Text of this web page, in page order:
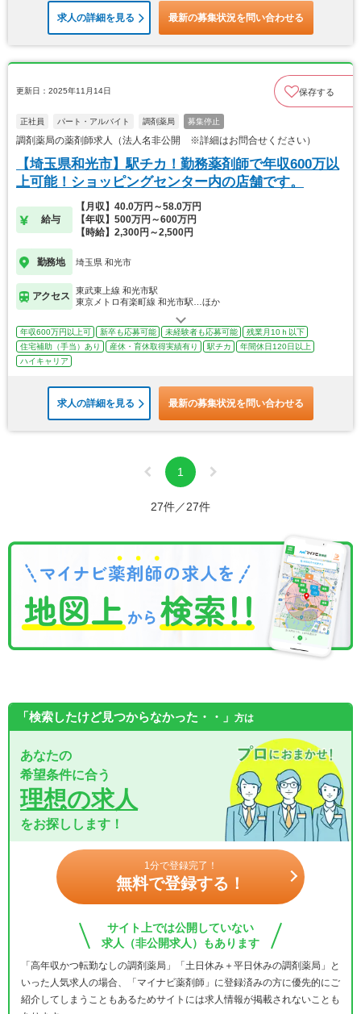
求人の詳細を見る 最新の募集状況を問い合わせる
更新日：2025年11月14日 保存する
正社員 パート・アルバイト 調剤薬局 募集停止
調剤薬局の薬剤師求人（法人名非公開 ※詳細はお問合せください）
【埼玉県和光市】駅チカ！勤務薬剤師で年収600万以
上可能！ショッピングセンター内の店舗です。
給与
【月収】40.0万円～58.0万円
【年収】500万円～600万円
【時給】2,300円～2,500円
勤務地 埼玉県 和光市
アクセス
東武東上線 和光市駅
東京メトロ有楽町線 和光市駅…ほか
年収600万円以上可 新卒も応募可能 未経験者も応募可能
残業月10ｈ以下
住宅補助（手当）あり
産休・育休取得実績有り 駅チカ
年間休日120日以上
ハイキャリア
求人の詳細を見る 最新の募集状況を問い合わせる
1
27件／27件
「検索したけど見つからなかった・・」 方は
あなたの
希望条件に合う
理想の求人
をお探しします！
1分で登録完了！
無料で登録する！
サイト上では公開していない
求人（非公開求人）もあります
「高年収かつ転勤なしの調剤薬局」「土日休み＋平日休みの調剤薬局」と
いった人気求人の場合、「マイナビ薬剤師」に登録済みの方に優先的にご
紹介してしまうこともあるためサイトには求人情報が掲載されないことも